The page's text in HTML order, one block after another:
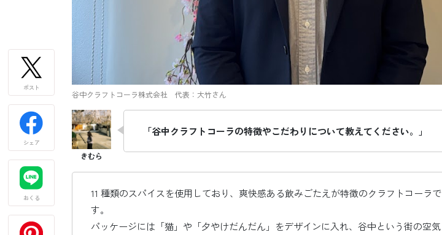
谷中クラフトコーラ株式会社 代表：大竹さん
「谷中クラフトコーラの特徴やこだわりについて教えてください。」
11 種類のスパイスを使用しており、爽快感ある飲みごたえが特徴のクラフトコーラで
す。
パッケージには「猫」や「夕やけだんだん」をデザインに入れ、谷中という街の空気
ポスト
シェア
おくる